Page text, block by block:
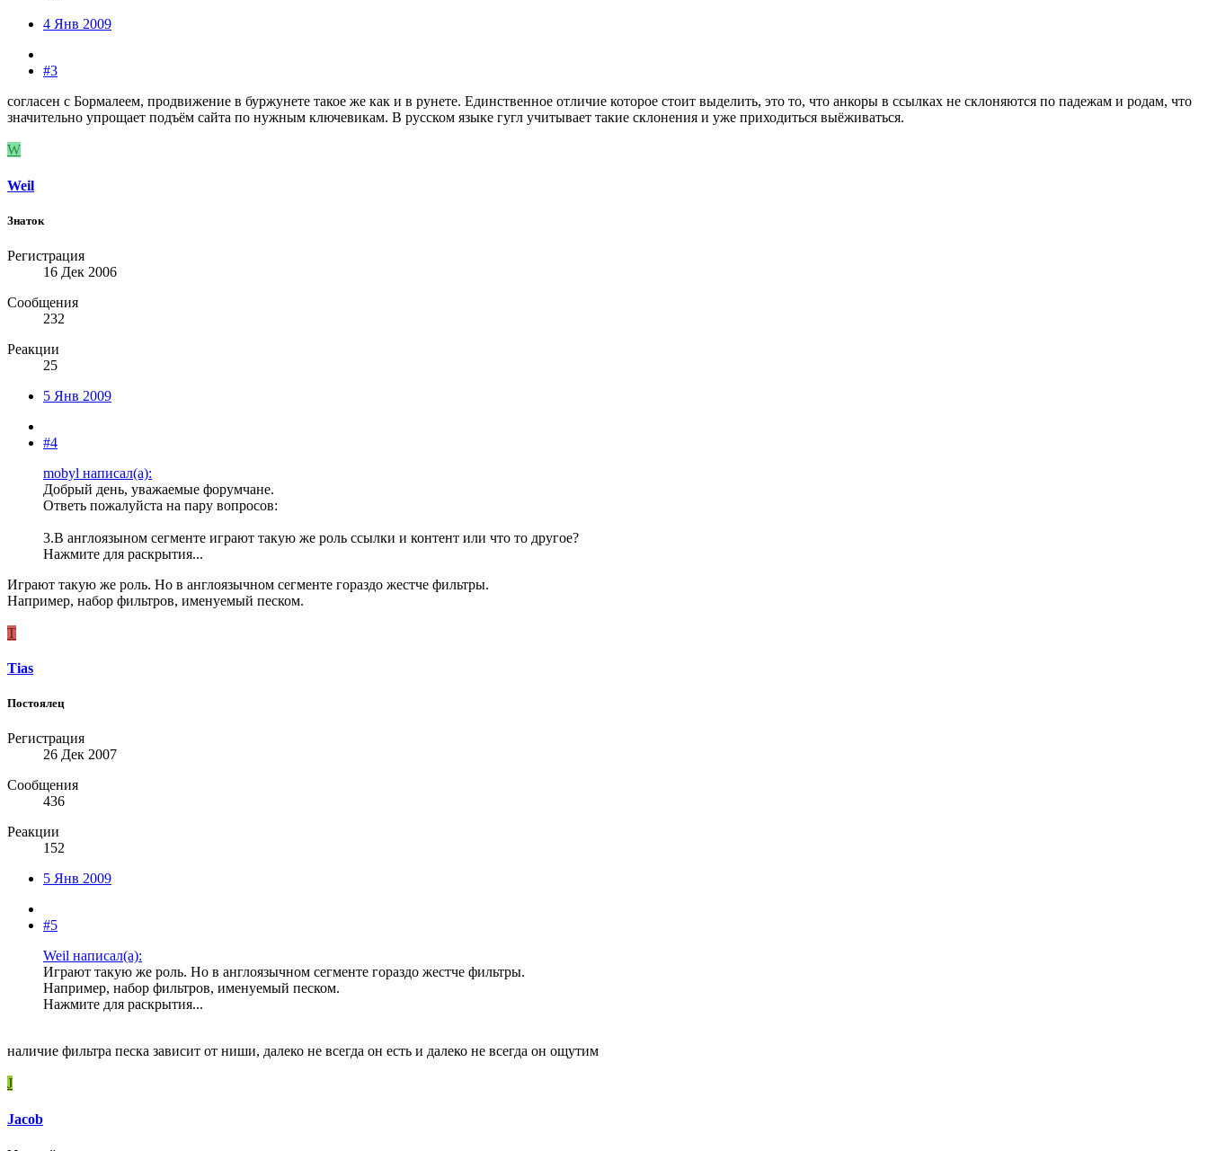
4 Янв 2009
#3
согласен с Бормалеем, продвижение в буржунете такое же как и в рунете. Единственное отличие которое стоит выделить, это то, что анкоры в ссылках не склоняются по падежам и родам, что
значительно упрощает подъём сайта по нужным ключевикам. В русском языке гугл учитывает такие склонения и уже приходиться выёживаться.
W
Weil
Знаток
Регистрация
16 Дек 2006
Сообщения
232
Реакции
25
5 Янв 2009
#4
mobyl написал(а):
Добрый день, уважаемые форумчане.
Ответь пожалуйста на пару вопросов:
3.В англоязыном сегменте играют такую же роль ссылки и контент или что то другое?
Нажмите для раскрытия...
Играют такую же роль. Но в англоязычном сегменте гораздо жестче фильтры.
Например, набор фильтров, именуемый песком.
T
Tias
Постоялец
Регистрация
26 Дек 2007
Сообщения
436
Реакции
152
5 Янв 2009
#5
Weil написал(а):
Играют такую же роль. Но в англоязычном сегменте гораздо жестче фильтры.
Например, набор фильтров, именуемый песком.
Нажмите для раскрытия...
наличие фильтра песка зависит от ниши, далеко не всегда он есть и далеко не всегда он ощутим
J
Jacob